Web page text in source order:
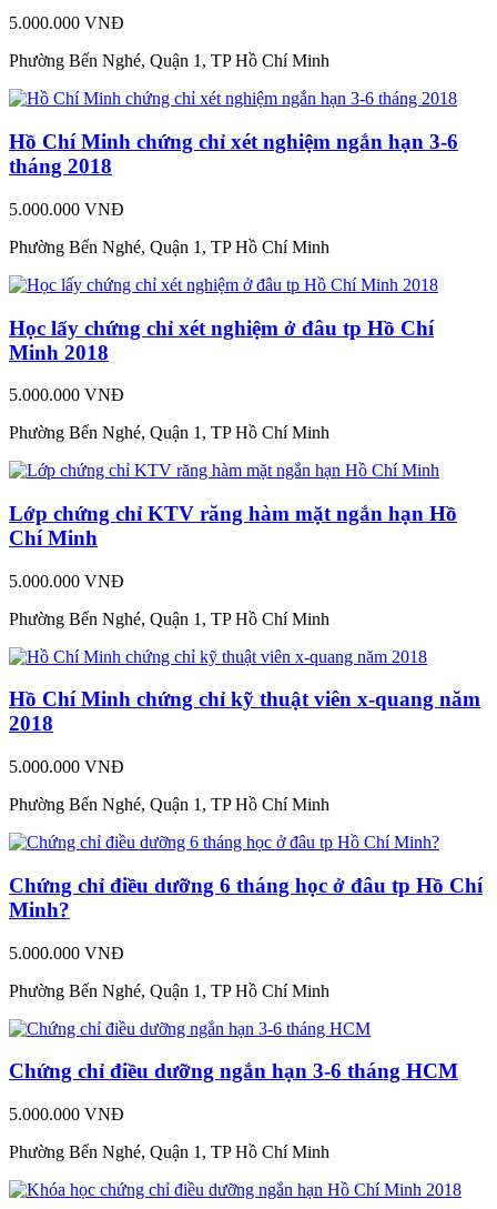
5.000.000 VNĐ
Phường Bến Nghé, Quận 1, TP Hồ Chí Minh
Hồ Chí Minh chứng chỉ xét nghiệm ngắn hạn 3-6
tháng 2018
5.000.000 VNĐ
Phường Bến Nghé, Quận 1, TP Hồ Chí Minh
Học lấy chứng chỉ xét nghiệm ở đâu tp Hồ Chí
Minh 2018
5.000.000 VNĐ
Phường Bến Nghé, Quận 1, TP Hồ Chí Minh
Lớp chứng chỉ KTV răng hàm mặt ngắn hạn Hồ
Chí Minh
5.000.000 VNĐ
Phường Bến Nghé, Quận 1, TP Hồ Chí Minh
Hồ Chí Minh chứng chỉ kỹ thuật viên x-quang năm
2018
5.000.000 VNĐ
Phường Bến Nghé, Quận 1, TP Hồ Chí Minh
Chứng chỉ điều dưỡng 6 tháng học ở đâu tp Hồ Chí
Minh?
5.000.000 VNĐ
Phường Bến Nghé, Quận 1, TP Hồ Chí Minh
Chứng chỉ điều dưỡng ngắn hạn 3-6 tháng HCM
5.000.000 VNĐ
Phường Bến Nghé, Quận 1, TP Hồ Chí Minh